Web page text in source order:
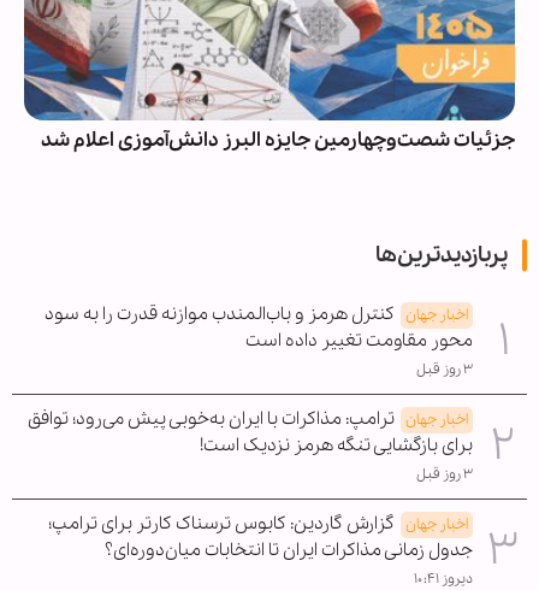
جزئیات شصت‌وچهارمین جایزه البرز دانش‌آموزی اعلام شد
پربازدیدترین‌ها
اخبار جهان کنترل هرمز و باب‌المندب موازنه قدرت را به سود
محور مقاومت تغییر داده است
۳ روز قبل
اخبار جهان ترامپ: مذاکرات با ایران به‌خوبی پیش می‌رود؛ توافق
برای بازگشایی تنگه هرمز نزدیک است!
۳ روز قبل
اخبار جهان گزارش گاردین: کابوس ترسناک کارتر برای ترامپ؛
جدول زمانی مذاکرات ایران تا انتخابات میان‌دوره‌ای؟
دیروز ۱۰:۴۱